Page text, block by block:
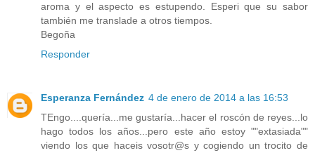
aroma y el aspecto es estupendo. Esperi que su sabor
también me translade a otros tiempos.
Begoña
Responder
Esperanza Fernández 4 de enero de 2014 a las 16:53
TEngo....quería...me gustaría...hacer el roscón de reyes...lo
hago todos los años...pero este año estoy ""extasiada""
viendo los que haceis vosotr@s y cogiendo un trocito de